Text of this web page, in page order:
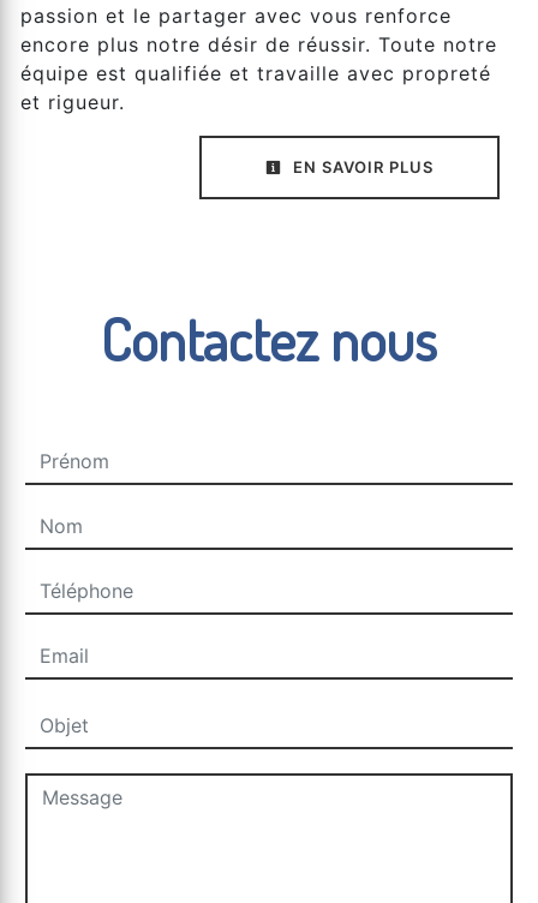
passion et le partager avec vous renforce
encore plus notre désir de réussir. Toute notre
équipe est qualifiée et travaille avec propreté
et rigueur.
EN SAVOIR PLUS
Contactez nous